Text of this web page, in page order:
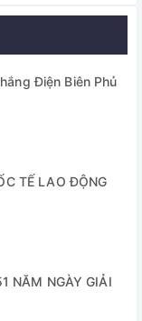
Điện Biên Phủ
TẾ LAO ĐỘNG
NĂM NGÀY GIẢI